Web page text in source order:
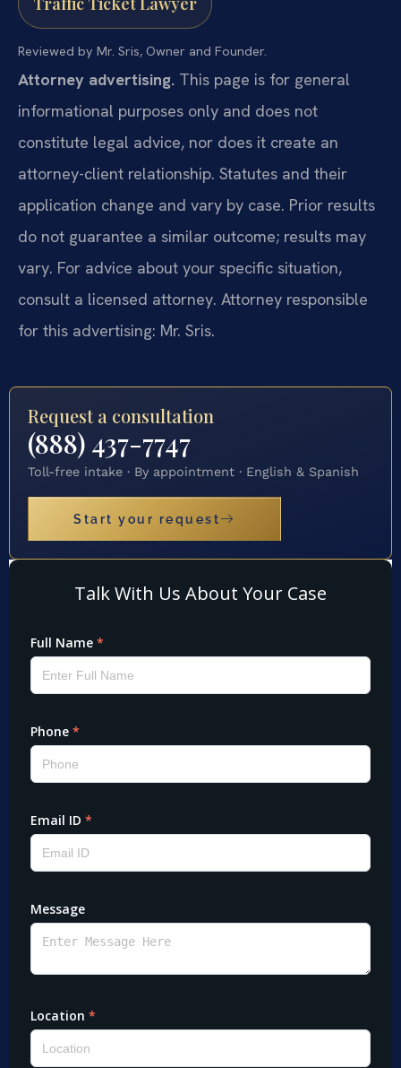
Reviewed by Mr. Sris, Owner and Founder.
Attorney advertising. This page is for general
informational purposes only and does not
constitute legal advice, nor does it create an
attorney-client relationship. Statutes and their
application change and vary by case. Prior results
do not guarantee a similar outcome; results may
vary. For advice about your specific situation,
consult a licensed attorney. Attorney responsible
for this advertising: Mr. Sris.
Request a consultation
(888) 437-7747
Toll-free intake · By appointment · English & Spanish
Start your request